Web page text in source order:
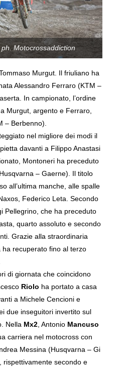
Motocrossaddiction
Murgut. Il friuliano ha
Alessandro Ferraro (KTM –
In campionato, l’ordine
Murgut, argento e Ferraro,
– Berbenno).
nel migliore dei modi il
davanti a Filippo Anastasi
Montoneri ha preceduto
– Gaerne). Il titolo
all’ultima manche, alle spalle
Federico Leta. Secondo
Pellegrino, che ha preceduto
quarto assoluto e secondo
Grazie alla straordinaria
recuperato fino al terzo
di giornata che coincidono
Riolo ha portato a casa
a Michele Cencioni e
due inseguitori invertito sul
Nella Mx2 , Antonio Mancuso
carriera nel motocross con
Messina (Husqvarna – Gi
rispettivamente secondo e